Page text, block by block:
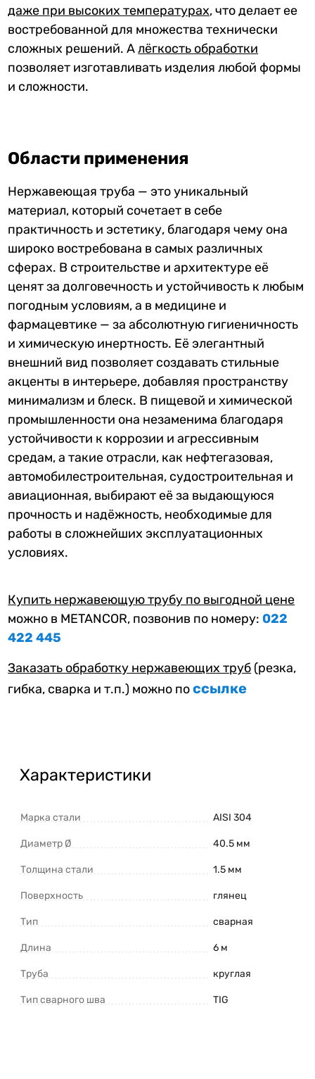
даже при высоких температурах, что делает ее
востребованной для множества технически
сложных решений. Алёгкость обработки
позволяет изготавливать изделия любой формы
и сложности.
Области применения
Нержавеющая труба — это уникальный
материал, который сочетает в себе
практичность и эстетику, благодаря чему она
широко востребована в самых различных
сферах. В строительстве и архитектуре её
ценят за долговечность и устойчивость к любым
погодным условиям, а в медицине и
фармацевтике — за абсолютную гигиеничность
и химическую инертность. Её элегантный
внешний вид позволяет создавать стильные
акценты в интерьере, добавляя пространству
минимализм и блеск. В пищевой и химической
промышленности она незаменима благодаря
устойчивости к коррозии и агрессивным
средам, а такие отрасли, как нефтегазовая,
автомобилестроительная, судостроительная и
авиационная, выбирают её за выдающуюся
прочность и надёжность, необходимые для
работы в сложнейших эксплуатационных
условиях.
Купить нержавеющую трубу по выгодной цене
можно в METANCOR, позвонив по номеру: 022
422 445
Заказать обработку нержавеющих труб (резка,
гибка, сварка и т.п.) можно поссылке
Характеристики
Марка стали AISI 304
Диаметр Ø 40.5 мм
Толщина стали 1.5 мм
Поверхность глянец
Тип сварная
Длина 6 м
Труба круглая
Тип сварного шва TIG